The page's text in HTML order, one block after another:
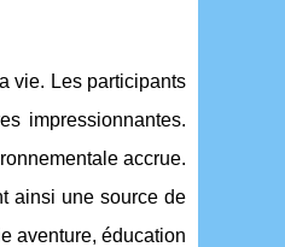
vie. Les participants
impressionnantes.
accrue.
ainsi une source de
aventure, éducation